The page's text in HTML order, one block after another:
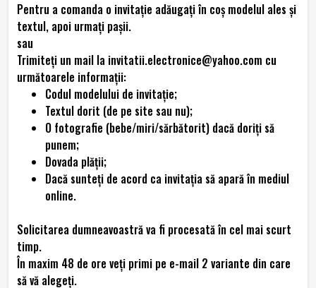
Pentru a comanda o invitație adăugați în coș modelul ales și
textul, apoi urmați pașii.
sau
Trimiteţi un mail la invitatii.electronice@yahoo.com cu
următoarele informaţii:
Codul modelului de invitaţie;
Textul dorit (de pe site sau nu);
O fotografie (bebe/miri/sărbătorit) dacă doriți să
punem;
Dovada plăţii;
Dacă sunteţi de acord ca invitaţia să apară în mediul
online.
Solicitarea dumneavoastră va fi procesată în cel mai scurt
timp.
În maxim 48 de ore veţi primi pe e-mail 2 variante din care
să vă alegeţi.